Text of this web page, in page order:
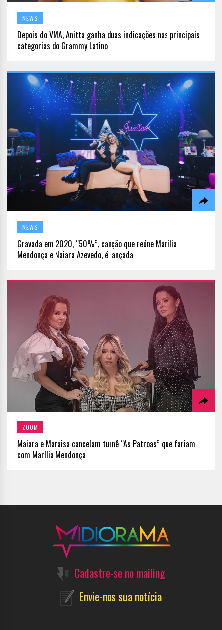
NEWS
Depois do VMA, Anitta ganha duas indicações nas principais
categorias do Grammy Latino
NEWS
Gravada em 2020, “50%”, canção que reúne Marilia
Mendonça e Naiara Azevedo, é lançada
ZOOM
Maiara e Maraisa cancelam turnê “As Patroas” que fariam
com Marília Mendonça
Cadastre-se no mailing
Envie-nos sua notícia